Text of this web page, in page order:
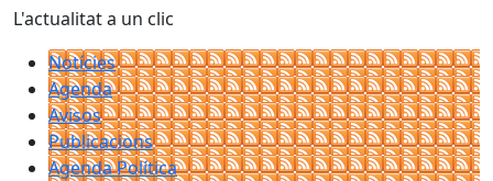
L'actualitat a un clic
Notícies
Agenda
Avisos
Publicacions
Agenda Política